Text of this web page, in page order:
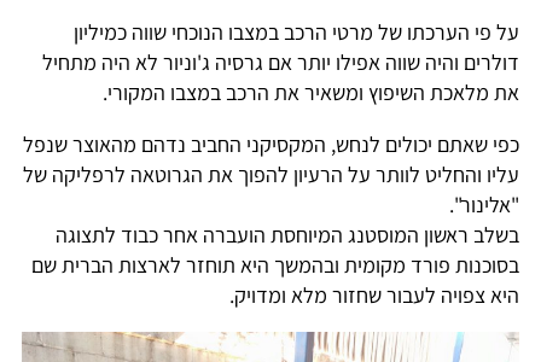
על פי הערכתו של מרטי הרכב במצבו הנוכחי שווה כמיליון
דולרים והיה שווה אפילו יותר אם גרסיה ג'וניור לא היה מתחיל
את מלאכת השיפוץ ומשאיר את הרכב במצבו המקורי.
כפי שאתם יכולים לנחש, המקסיקני החביב נדהם מהאוצר שנפל
עליו והחליט לוותר על הרעיון להפוך את הגרוטאה לרפליקה של
"אלינור".
בשלב ראשון המוסטנג המיוחסת הועברה אחר כבוד לתצוגה
בסוכנות פורד מקומית ובהמשך היא תוחזר לארצות הברית שם
היא צפויה לעבור שחזור מלא ומדויק.